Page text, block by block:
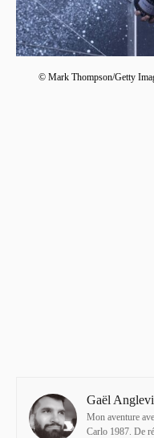
© Mark Thompson/Getty
Gaël
Mon aventure
Carlo 1987. De